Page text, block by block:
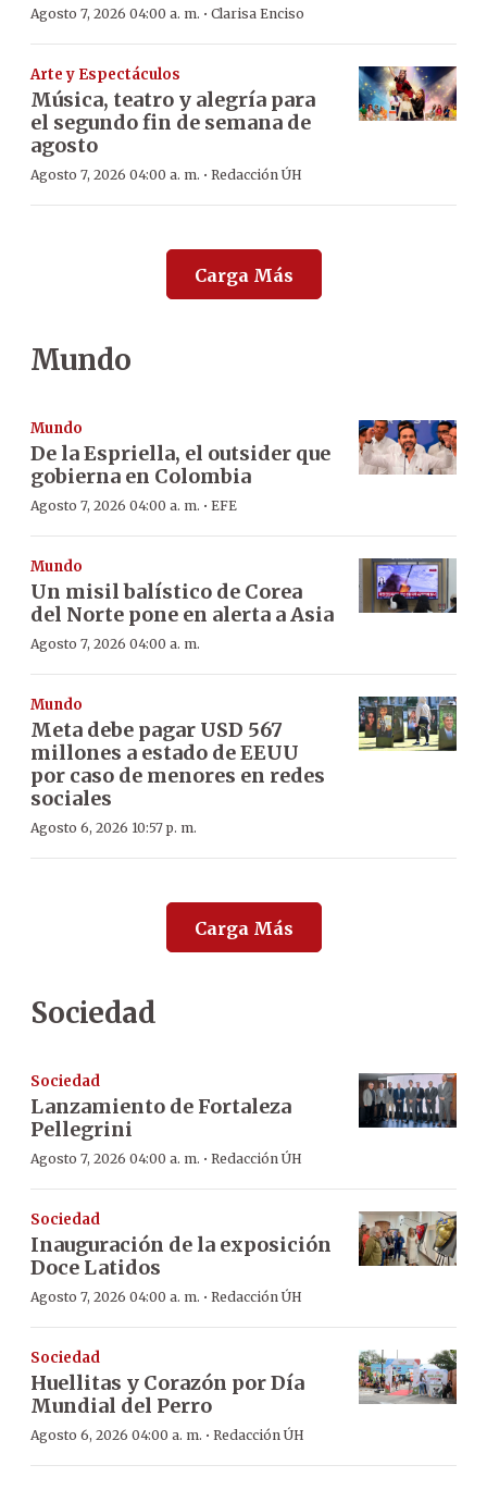
Agosto 7, 2026 04:00 a. m. · Clarisa Enciso
Arte y Espectáculos
Música, teatro y alegría para
el segundo fin de semana de
agosto
Agosto 7, 2026 04:00 a. m. · Redacción ÚH
Carga Más
Mundo
Mundo
De la Espriella, el outsider que
gobierna en Colombia
Agosto 7, 2026 04:00 a. m. · EFE
Mundo
Un misil balístico de Corea
del Norte pone en alerta a Asia
Agosto 7, 2026 04:00 a. m.
Mundo
Meta debe pagar USD 567
millones a estado de EEUU
por caso de menores en redes
sociales
Agosto 6, 2026 10:57 p. m.
Carga Más
Sociedad
Sociedad
Lanzamiento de Fortaleza
Pellegrini
Agosto 7, 2026 04:00 a. m. · Redacción ÚH
Sociedad
Inauguración de la exposición
Doce Latidos
Agosto 7, 2026 04:00 a. m. · Redacción ÚH
Sociedad
Huellitas y Corazón por Día
Mundial del Perro
Agosto 6, 2026 04:00 a. m. · Redacción ÚH